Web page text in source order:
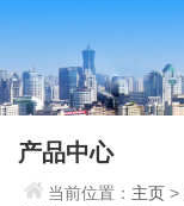
产品中心
当前位置： 主页>